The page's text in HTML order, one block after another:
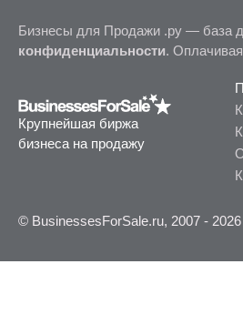
Бизнесы для Продажи .ру — база
конфиденциальности.
Крупнейшая биржа
бизнеса на продажу
© BusinessesForSale.ru, 2007 - 2026